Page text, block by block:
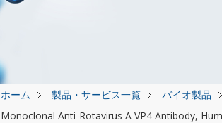
ホーム 製品・サービス一覧 バイオ製品
Monoclonal Anti-Rotavirus A VP4 Antibody,